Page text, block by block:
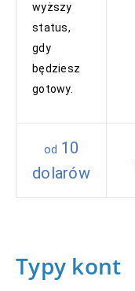
wyższy
status,
gdy
będziesz
gotowy.
od 10
dolarów
Typy kont